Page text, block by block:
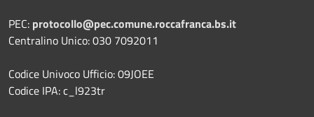
PEC: protocollo@pec.comune.roccafranca.bs.it
Centralino Unico: 030 7092011
Codice Univoco Ufficio: 09JOEE
Codice IPA: c_l923tr